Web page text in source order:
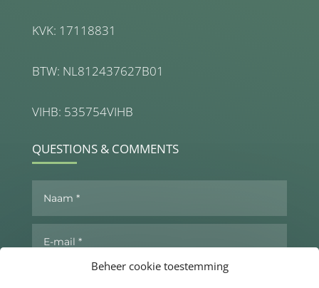
Beheer cookie toestemming
KVK: 17118831
BTW: NL812437627B01
VIHB: 535754VIHB
QUESTIONS & COMMENTS